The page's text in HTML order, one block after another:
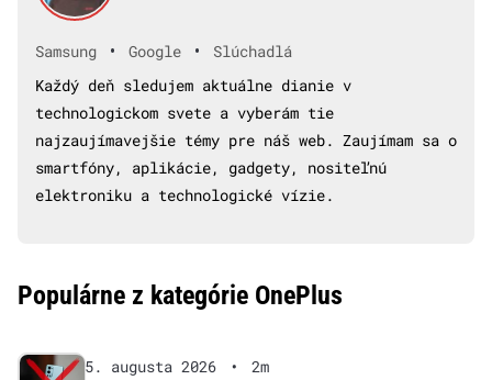
Samsung • Google •
Slúchadlá
Každý deň sledujem aktuálne dianie v
technologickom svete a vyberám tie
najzaujímavejšie témy pre náš web. Zaujímam sa o
smartfóny, aplikácie, gadgety, nositeľnú
elektroniku a technologické vízie.
Populárne z kategórie OnePlus
5. augusta 2026 •
2m